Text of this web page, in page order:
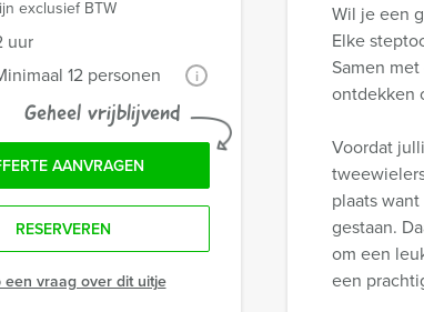
exclusief BTW
uur
12 personen i
Geheel vrijblijvend
AANVRAGEN
RESERVEREN
een vraag over dit uitje
Wil je een
Elke
Samen
ontdekken
Voordat
plaats
gestaan.
om een
een